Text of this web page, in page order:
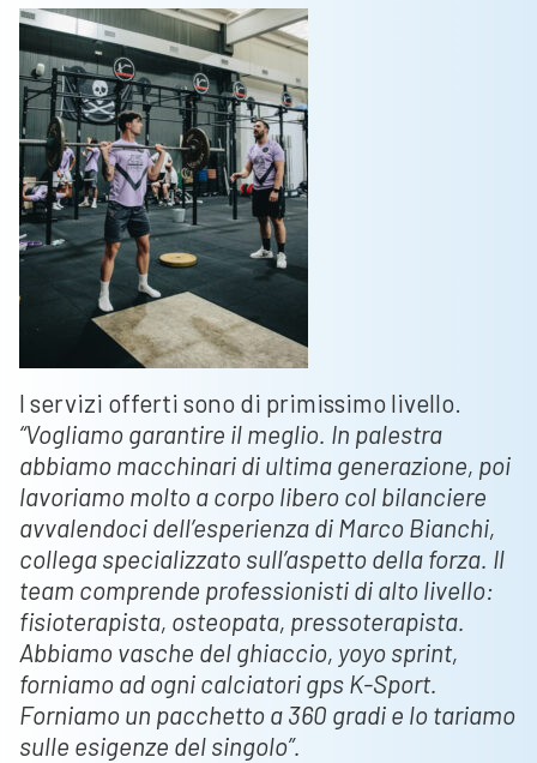
I servizi offerti sono di primissimo livello.
“Vogliamo garantire il meglio. In palestra
abbiamo macchinari di ultima generazione, poi
lavoriamo molto a corpo libero col bilanciere
avvalendoci dell’esperienza di Marco Bianchi,
collega specializzato sull’aspetto della forza. Il
team comprende professionisti di alto livello:
fisioterapista, osteopata, pressoterapista.
Abbiamo vasche del ghiaccio, yoyo sprint,
forniamo ad ogni calciatori gps K-Sport.
Forniamo un pacchetto a 360 gradi e lo tariamo
sulle esigenze del singolo”.